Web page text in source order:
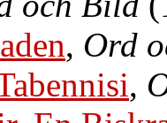
, Ord
,